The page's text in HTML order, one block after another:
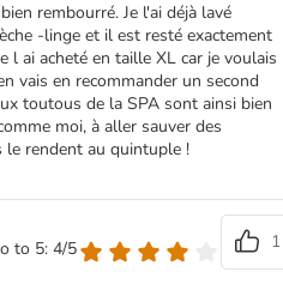
rembourré. Je l'ai déjà lavé
-linge et il est resté exactement
l ai acheté en taille XL car je voulais
vais en recommander un second
toutous de la SPA sont ainsi bien
moi, à aller sauver des
le rendent au quintuple !
to 5: 4/5
1